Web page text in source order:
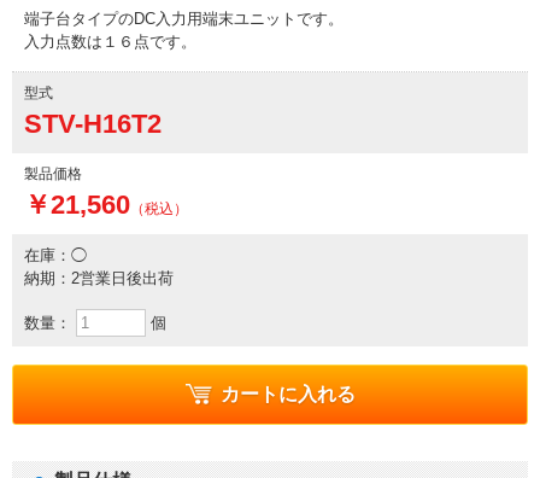
端子台タイプのDC入力用端末ユニットです。
入力点数は１６点です。
型式
STV-H16T2
製品価格
￥21,560 （税込）
在庫：◯
納期：2営業日後出荷
数量： 個
カートに入れる